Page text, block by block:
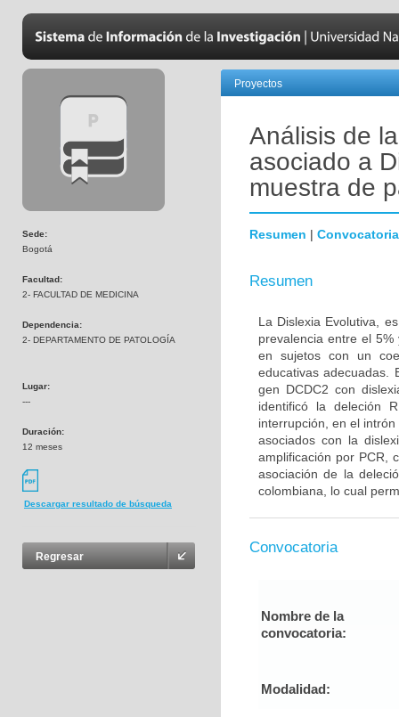
Sede:
Bogotá
Facultad:
2- FACULTAD DE MEDICINA
Dependencia:
2- DEPARTAMENTO DE PATOLOGÍA
Lugar:
---
Duración:
12 meses
Descargar resultado de búsqueda
Regresar
Proyectos
Análisis de
asociado a
muestra de
Resumen | Convocatoria
Resumen
La Dislexia Evolutiva,
prevalencia entre el
en sujetos con un
educativas adecuadas.
gen DCDC2 con
identificó la deleción
interrupción, en el
asociados con la
amplificación por PCR,
asociación de la
colombiana, lo cual
Convocatoria
Nombre de la
convocatoria:
Modalidad: